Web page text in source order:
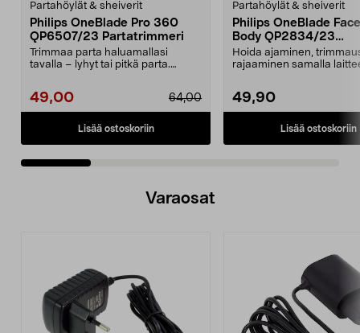
Partahöylät & sheiverit
Philips OneBlade Pro 360
QP6507/23 Partatrimmeri
Trimmaa parta haluamallasi
tavalla – lyhyt tai pitkä parta.
49,00 64,00
Lisää ostoskoriin
Partahöylät & sheiverit
Philips OneBlade
Body QP2834/23
Sähkökäyttöinen
Hoida ajaminen,
rajaaminen samalla
49,90
Lisää ostoskoriin
Varaosat